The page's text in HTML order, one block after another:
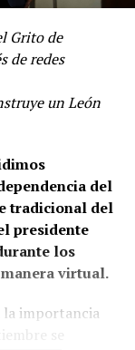
Grito de
de redes
un León
del
tradicional del
presidente
los
virtual.
la importancia